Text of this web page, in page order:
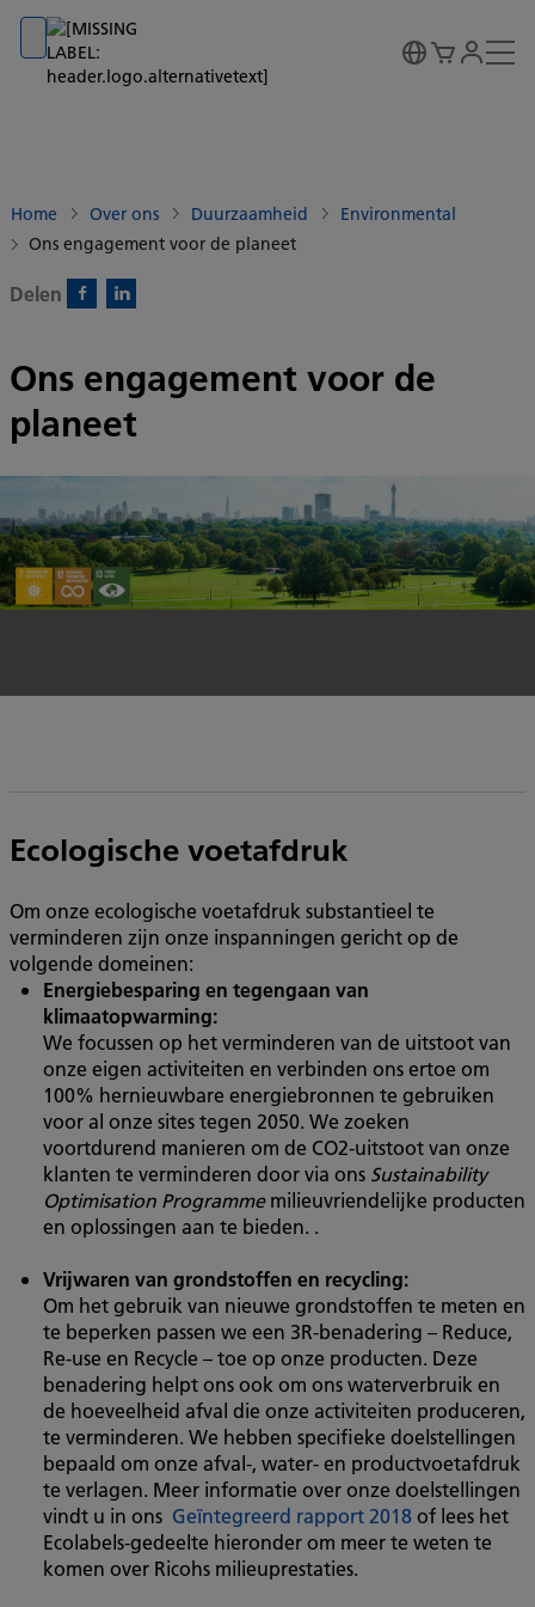
Go to banner
Go to content
Go to footer
Home Over ons Duurzaamheid
Environmental
Ons engagement voor de planeet
Delen
Ons engagement voor de
planeet
Ecologische voetafdruk
Om onze ecologische voetafdruk substantieel te
verminderen zijn onze inspanningen gericht op de
volgende domeinen:
Energiebesparing en tegengaan van
klimaatopwarming:
We focussen op het verminderen van de uitstoot van
onze eigen activiteiten en verbinden ons ertoe om
100% hernieuwbare energiebronnen te gebruiken
voor al onze sites tegen 2050. We zoeken
voortdurend manieren om de CO2-uitstoot van onze
klanten te verminderen door via ons Sustainability
Optimisation Programmemilieuvriendelijke producten
en oplossingen aan te bieden. .
Vrijwaren van grondstoffen en recycling:
Om het gebruik van nieuwe grondstoffen te meten en
te beperken passen we een 3R-benadering – Reduce,
Re-use en Recycle – toe op onze producten. Deze
benadering helpt ons ook om ons waterverbruik en
de hoeveelheid afval die onze activiteiten produceren,
te verminderen. We hebben specifieke doelstellingen
bepaald om onze afval-, water- en productvoetafdruk
te verlagen. Meer informatie over onze doelstellingen
vindt u in ons Geïntegreerd rapport 2018of lees het
Ecolabels-gedeelte hieronder om meer te weten te
komen over Ricohs milieuprestaties.